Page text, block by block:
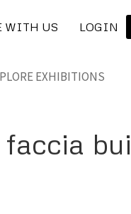
WITH US LOGIN
EXHIBITIONS